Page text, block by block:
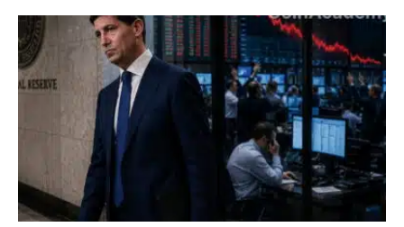
Kevin Warsh maintient sa communication minimaliste